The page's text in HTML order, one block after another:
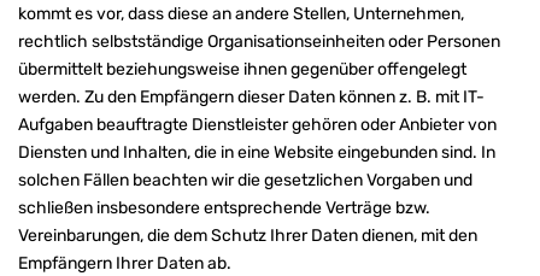
kommt es vor, dass diese an andere Stellen, Unternehmen,
rechtlich selbstständige Organisationseinheiten oder Personen
übermittelt beziehungsweise ihnen gegenüber offengelegt
werden. Zu den Empfängern dieser Daten können z. B. mit IT-
Aufgaben beauftragte Dienstleister gehören oder Anbieter von
Diensten und Inhalten, die in eine Website eingebunden sind. In
solchen Fällen beachten wir die gesetzlichen Vorgaben und
schließen insbesondere entsprechende Verträge bzw.
Vereinbarungen, die dem Schutz Ihrer Daten dienen, mit den
Empfängern Ihrer Daten ab.